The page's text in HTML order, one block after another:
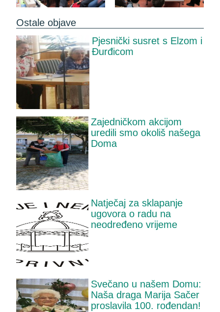
Ostale objave
Pjesnički susret s Elzom i
Đurđicom
Zajedničkom akcijom
uredili smo okoliš našega
Doma
Natječaj za sklapanje
ugovora o radu na
neodređeno vrijeme
Svečano u našem Domu:
Naša draga Marija Sačer
proslavila 100. rođendan!